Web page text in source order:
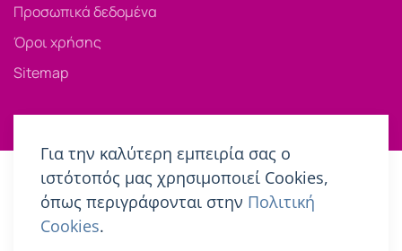
Προσωπικά δεδομένα
Όροι χρήσης
Sitemap
Για την καλύτερη εμπειρία σας ο
ιστότοπός μας χρησιμοποιεί Cookies,
όπως περιγράφονται στην Πολιτική
Cookies.